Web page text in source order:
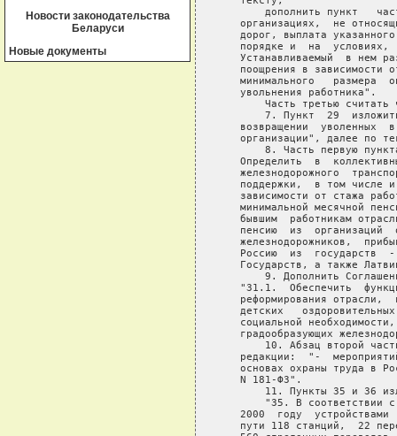
Новости законодательства
Беларуси
Новые документы